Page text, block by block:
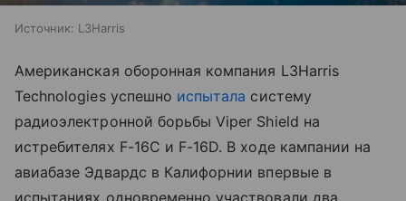
Источник: L3Harris
Американская оборонная компания L3Harris
Technologies успешно испытала систему
радиоэлектронной борьбы Viper Shield на
истребителях F-16C и F-16D. В ходе кампании на
авиабазе Эдвардс в Калифорнии впервые в